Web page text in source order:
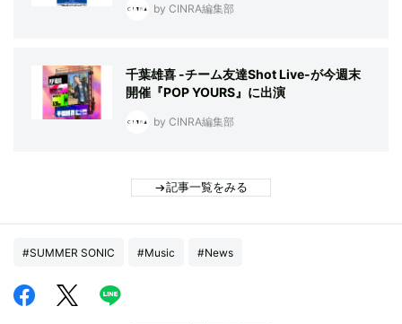
by CINRA編集部
千葉雄喜 -チーム友達Shot Live-が今週末
開催『POP YOURS』に出演
by CINRA編集部
記事一覧をみる
#SUMMER SONIC #Music #News